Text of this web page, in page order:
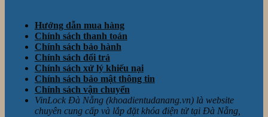
Hướng dẫn mua hàng
Chính sách thanh toán
Chính sách bảo hành
Chính sách đổi trả
Chính sách xử lý khiếu nại
Chính sách bảo mật thông tin
Chính sách vận chuyển
VinLock Đà Nẵng (khoadientudanang.vn) là website
chuyên cung cấp và lắp đặt khóa điện tử tại Đà Nẵng,